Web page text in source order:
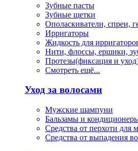
Зубные пасты
Зубные щетки
Ополаскиватели, спреи,
Ирригаторы
Жидкость для
Нити, флосcы, ершики,
Протезы(фиксация и
Смотреть ещё...
Уход за волосами
Мужские шампуни
Бальзамы и
Средства от перхоти для
Средства от выпадения